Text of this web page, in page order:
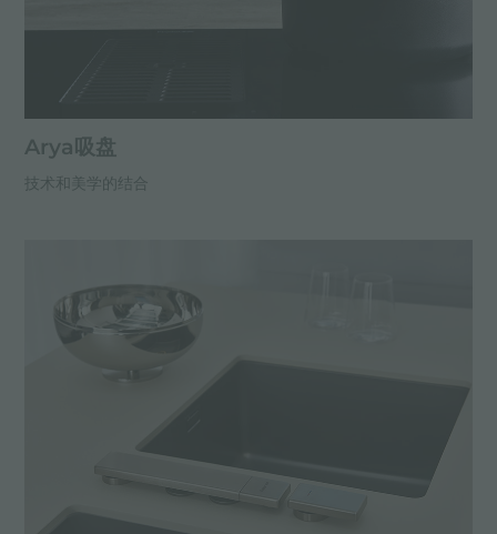
Arya吸盘
技术和美学的结合